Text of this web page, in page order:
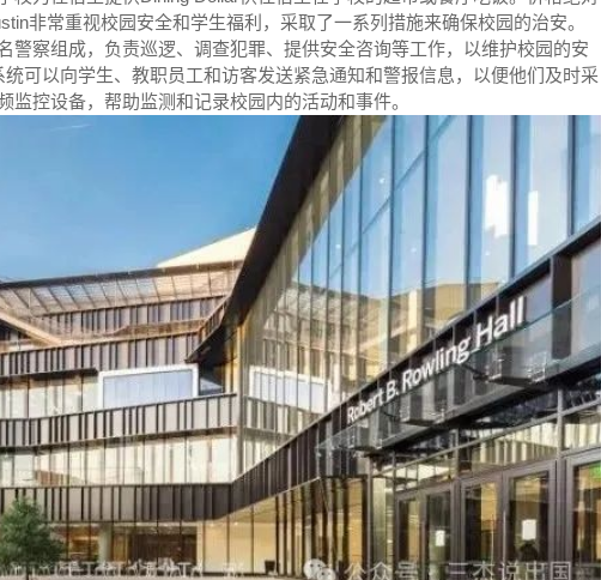
非常重视校园安全和学生福利，采取了一系列措施来确保校园的治安。
警察组成，负责巡逻、调查犯罪、提供安全咨询等工作，以维护校园的安
可以向学生、教职员工和访客发送紧急通知和警报信息，以便他们及时采
监控设备，帮助监测和记录校园内的活动和事件。